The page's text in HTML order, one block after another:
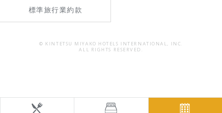
標準旅行業約款
© KINTETSU MIYAKO HOTELS INTERNATIONAL, INC.
ALL RIGHTS RESERVED.